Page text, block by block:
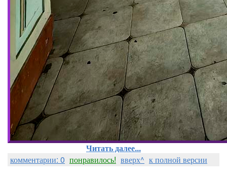
Читать далее...
комментарии: 0 понравилось! вверх^ к полной версии